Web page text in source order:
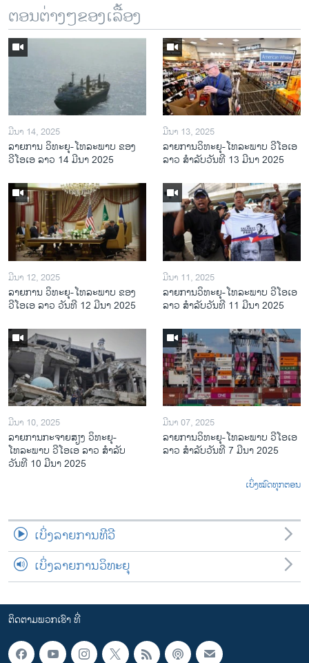
ຕອນຕ່າງໆຂອງເລື້ອງ
ມີນາ 14, 2025
ລາຍການ ວິທະຍຸ-ໂທລະພາບ ຂອງ
ວີໂອເອ ລາວ 14 ມີນາ 2025
ມີນາ 13, 2025
ລາຍການວິ​ທະ​ຍຸ-ໂທ​ລະ​ພາບ ວີໂອເອ
ລາວ ສຳ​ລັບ​ວັນ​ທີ 13 ມີ​ນາ 2025
ມີນາ 12, 2025
ລາຍການ ວິທະຍຸ-ໂທລະພາບ ຂອງ
ວີໂອເອ ລາວ ວັນທີ 12 ມີນາ 2025
ມີນາ 11, 2025
ລາຍການວິ​ທະ​ຍຸ-ໂທ​ລະ​ພາບ ວີໂອເອ
ລາວ ສຳ​ລັບ​ວັນ​ທີ 11 ມີ​ນາ 2025
ມີນາ 10, 2025
ລາຍການກະຈາຍສຽງ ວິທະຍຸ-
ໂທລະພາບ ວີໂອເອ ລາວ ສຳລັບ
ວັນທີ 10 ມີນາ 2025
ມີນາ 07, 2025
ລາຍການ​ວິ​ທະ​ຍ​ຸ-ໂທ​ລະ​ພາບ ວີໂອເອ
ລາວ ສຳ​ລັບ​ວັນ​ທີ 7 ມີ​ນາ 2025
ເບິ່ງໝົດທຸກຕອນ
ເບິ່ງລາຍການທີວີ
ເບິ່ງລາຍການວິທະຍຸ
ຕິດຕາມພວກເຮົາ ທີ່